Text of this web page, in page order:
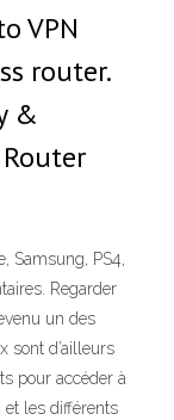
VPN
router.
&
Samsung, PS4,
Regarder
un des
sont d’ailleurs
pour accéder à
et les différents